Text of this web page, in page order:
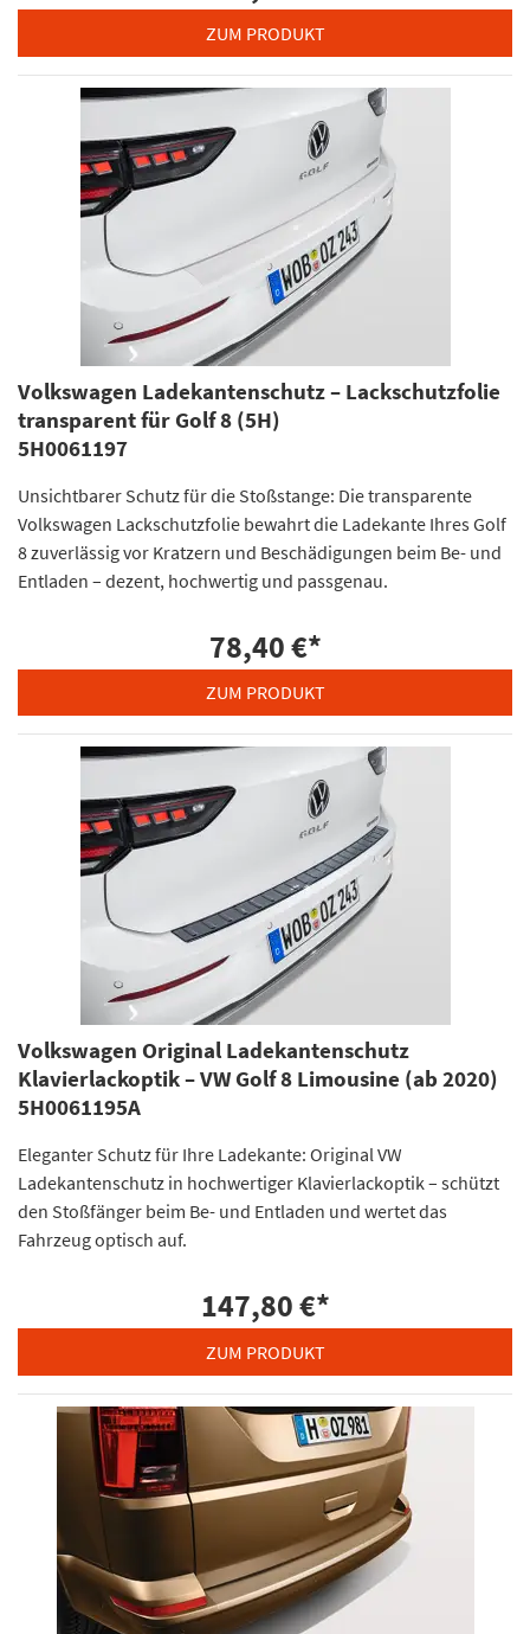
ZUM PRODUKT
Volkswagen Ladekantenschutz – Lackschutzfolie
transparent für Golf 8 (5H)
5H0061197
Unsichtbarer Schutz für die Stoßstange: Die transparente
Volkswagen Lackschutzfolie bewahrt die Ladekante Ihres Golf
8 zuverlässig vor Kratzern und Beschädigungen beim Be- und
Entladen – dezent, hochwertig und passgenau.
78,40 €*
ZUM PRODUKT
Volkswagen Original Ladekantenschutz
Klavierlackoptik – VW Golf 8 Limousine (ab 2020)
5H0061195A
Eleganter Schutz für Ihre Ladekante: Original VW
Ladekantenschutz in hochwertiger Klavierlackoptik – schützt
den Stoßfänger beim Be- und Entladen und wertet das
Fahrzeug optisch auf.
147,80 €*
ZUM PRODUKT